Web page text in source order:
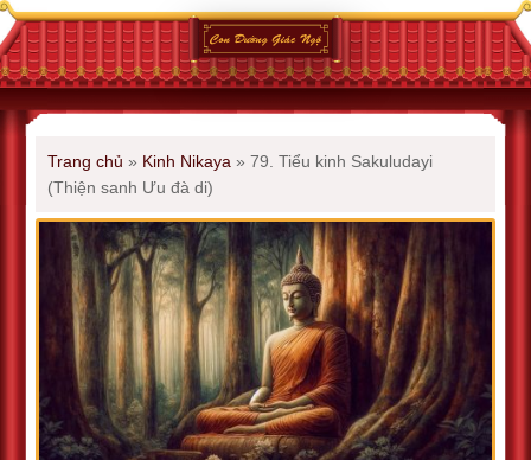
Trang chủ » Kinh Nikaya » 79. Tiểu kinh Sakuludayi
(Thiện sanh Ưu đà di)